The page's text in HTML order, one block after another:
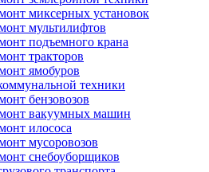
миксерных установок
мультилифтов
подъемного крана
тракторов
ямобуров
техники
бензовозов
вакуумных машин
илососа
мусоровозов
снебоуборщиков